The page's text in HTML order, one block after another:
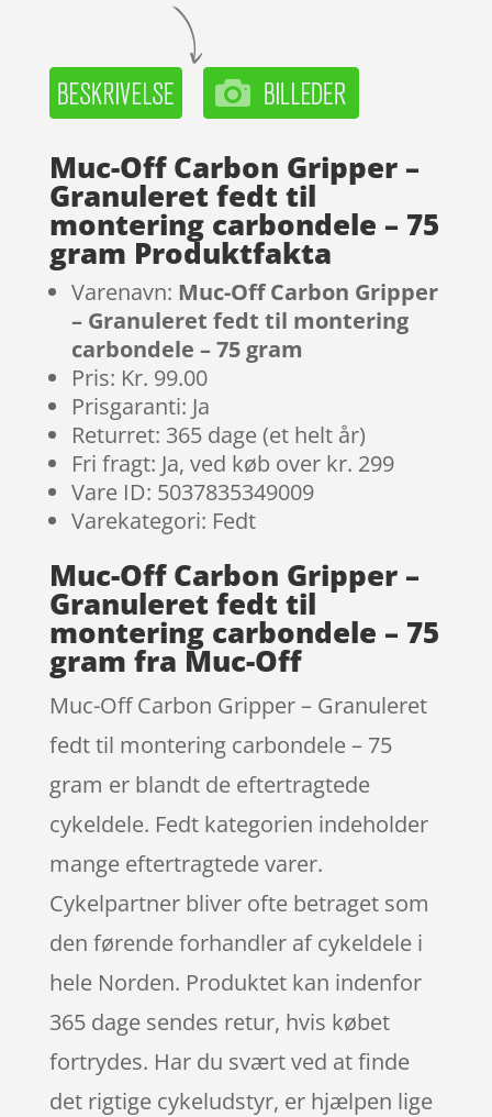
Muc-Off Carbon Gripper –
Granuleret fedt til
montering carbondele – 75
gram Produktfakta
Varenavn: Muc-Off Carbon Gripper
– Granuleret fedt til montering
carbondele – 75 gram
Pris: Kr. 99.00
Prisgaranti: Ja
Returret: 365 dage (et helt år)
Fri fragt: Ja, ved køb over kr. 299
Vare ID: 5037835349009
Varekategori: Fedt
Muc-Off Carbon Gripper –
Granuleret fedt til
montering carbondele – 75
gram fra Muc-Off
Muc-Off Carbon Gripper – Granuleret
fedt til montering carbondele – 75
gram er blandt de eftertragtede
cykeldele. Fedt kategorien indeholder
mange eftertragtede varer.
Cykelpartner bliver ofte betraget som
den førende forhandler af cykeldele i
hele Norden. Produktet kan indenfor
365 dage sendes retur, hvis købet
fortrydes. Har du svært ved at finde
det rigtige cykeludstyr, er hjælpen lige